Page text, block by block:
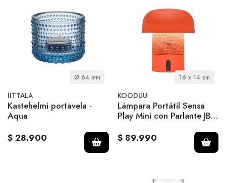
Ø 64 mm
IITTALA
Kastehelmi portavela -
Aqua
$ 28.900
16 x 14 cm
KOODUU
Lámpara Portátil Sensa
Play Mini con Parlante JBL
$ 89.990